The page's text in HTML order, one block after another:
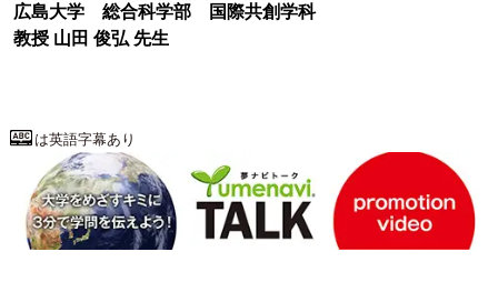
広島大学 総合科学部
国際共創学科
教授 山田 俊弘 先生
は英語字幕あり